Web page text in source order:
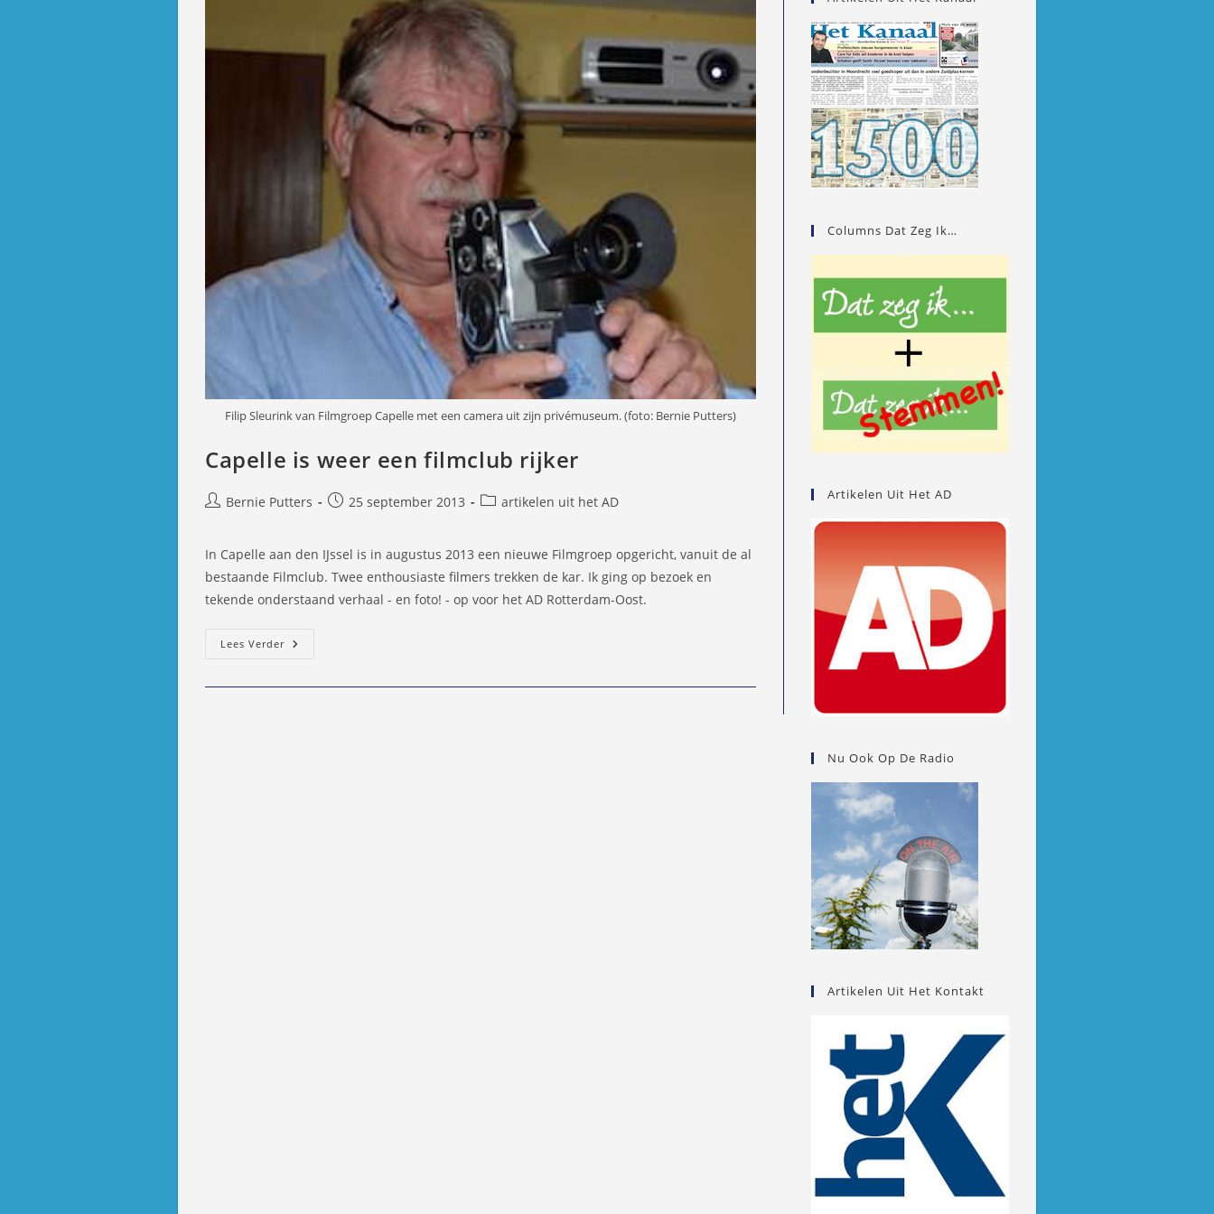
Filip Sleurink van Filmgroep Capelle met een camera uit zijn privémuseum. (foto: Bernie Putters)
Capelle is weer een filmclub rijker
BerichtBernie Putters
Bericht25 september 2013 Berichtcategorie:
artikelen uit het AD
In Capelle aan den IJssel is in augustus 2013 een nieuwe Filmgroep opgericht, vanuit de al
bestaande Filmclub. Twee enthousiaste filmers trekken de kar. Ik ging op bezoek en
tekende onderstaand verhaal - en foto! - op voor het AD Rotterdam-Oost.
Lees VerderCapelle
Columns Dat Zeg Ik…
Artikelen Uit Het AD
Nu Ook Op De Radio
Artikelen Uit Het Kontakt